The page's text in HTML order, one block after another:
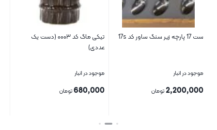
ست 17 پارچه زیر سنگ ساور کد 17s
موجود در انبار
2,200,000 تومان
تیکی ماگ کد ۰۰۰۳ (دست یک
عددی)
موجود در انبار
680,000تومان
بستن